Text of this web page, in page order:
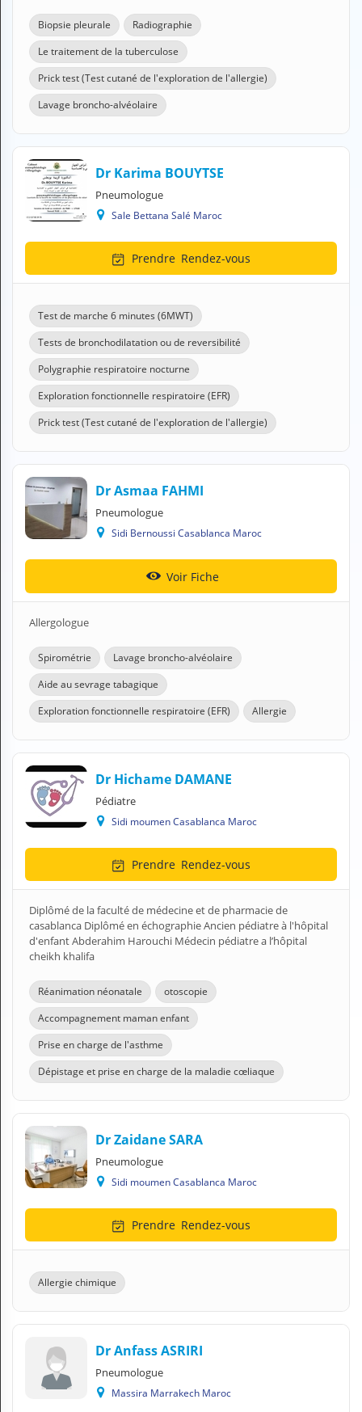
FR Français
Se connecter
Biopsie pleurale
Radiographie
Le traitement de la tuberculose
Prick test (Test cutané de l'exploration de l'allergie)
Lavage broncho-alvéolaire
Dr Karima BOUYTSE
Pneumologue
Sale Bettana Salé Maroc
Prendre Rendez-vous
Test de marche 6 minutes (6MWT)
Tests de bronchodilatation ou de reversibilité
Polygraphie respiratoire nocturne
Exploration fonctionnelle respiratoire (EFR)
Prick test (Test cutané de l'exploration de l'allergie)
Dr Asmaa FAHMI
Pneumologue
Sidi Bernoussi Casablanca Maroc
Voir Fiche
Allergologue
Spirométrie
Lavage broncho-alvéolaire
Aide au sevrage tabagique
Exploration fonctionnelle respiratoire (EFR)
Allergie
Dr Hichame DAMANE
Pédiatre
Sidi moumen Casablanca Maroc
Prendre Rendez-vous
Diplômé de la faculté de médecine et de pharmacie de
casablanca Diplômé en échographie Ancien pédiatre à l'hôpital
d'enfant Abderahim Harouchi Médecin pédiatre a l’hôpital
cheikh khalifa
Réanimation néonatale
otoscopie
Accompagnement maman enfant
Prise en charge de l'asthme
Dépistage et prise en charge de la maladie cœliaque
Dr Zaidane SARA
Pneumologue
Sidi moumen Casablanca Maroc
Prendre Rendez-vous
Allergie chimique
Dr Anfass ASRIRI
Pneumologue
Massira Marrakech Maroc